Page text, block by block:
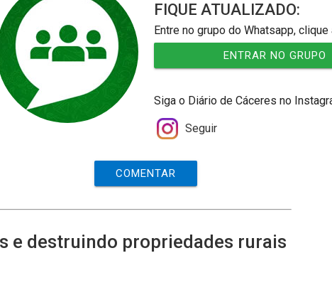
FIQUE ATUALIZADO:
Entre no grupo do Whatsapp, clique
ENTRAR NO GRUPO
Siga o Diário de Cáceres no
Seguir
COMENTAR
e destruindo propriedades rurais